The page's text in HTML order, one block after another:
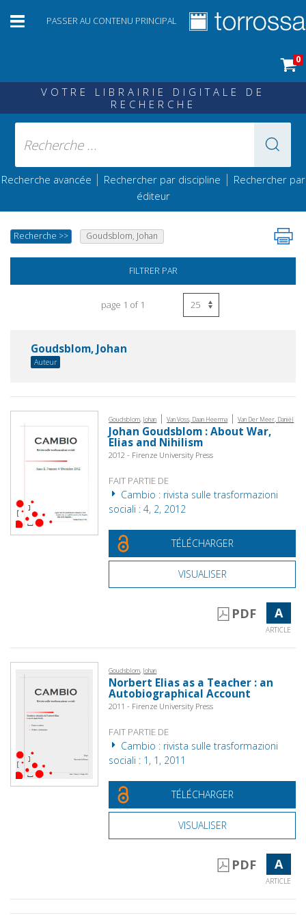
PASSER AU CONTENU PRINCIPAL
0
VOTRE LIBRAIRIE DIGITALE DE
RECHERCHE
Recherche avancée | Rechercher par discipline | Rechercher par
éditeur
Recherche >> Goudsblom, Johan
FILTRER PAR
page 1 of 1
Goudsblom, Johan
Auteur
Goudsblom, Johan | Van Voss, Daan Heerma | Van Der Meer, Daniël
Johan Goudsblom : About War,
Elias and Nihilism
2012 - Firenze University Press
FAIT PARTIE DE
Cambio : rivista sulle trasformazioni
sociali : 4, 2, 2012
TÉLÉCHARGER
VISUALISER
PDF A
ARTICLE
Goudsblom, Johan
Norbert Elias as a Teacher : an
Autobiographical Account
2011 - Firenze University Press
FAIT PARTIE DE
Cambio : rivista sulle trasformazioni
sociali : 1, 1, 2011
TÉLÉCHARGER
VISUALISER
PDF A
ARTICLE